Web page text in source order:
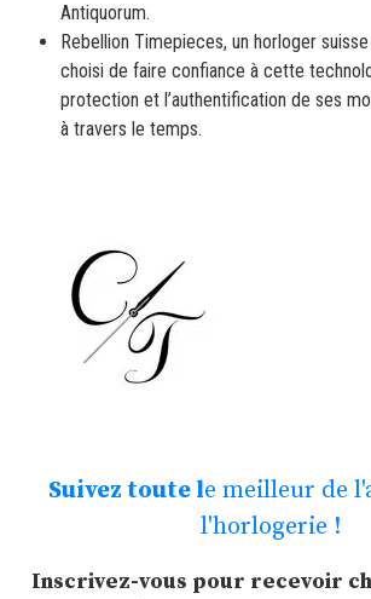
Antiquorum.
Rebellion Timepieces, un horloger
choisi de faire confiance à cette
protection et l’authentification de ses
à travers le temps.
Suivez toute le meilleur de
l'horlogerie !
Inscrivez-vous pour recevoir